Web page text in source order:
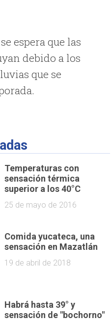
espera que las
debido a los
que se
Temperaturas con
sensación térmica
superior a los 40°C
25 de mayo de 2016
Comida yucateca, una
sensación en Mazatlán
19 de abril de 2018
Habrá hasta 39° y
sensación de "bochorno"